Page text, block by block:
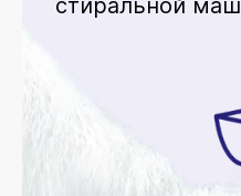
стиральной